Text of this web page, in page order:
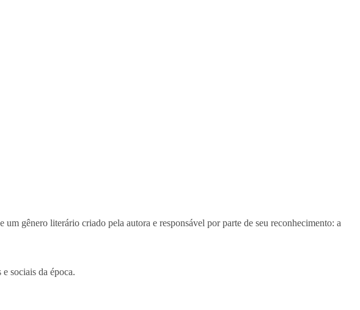
gênero literário criado pela autora e responsável por parte de seu reconhecimento: a
sociais da época.